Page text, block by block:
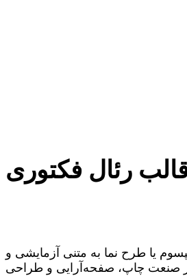
رئال فکتوری
یا طرح‌ نما به متنی آزمایشی و
صنعت چاپ، صفحه‌آرایی و طراحی